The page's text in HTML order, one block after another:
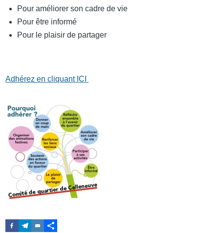
Pour améliorer son cadre de vie
Pour être informé
Pour le plaisir de partager
Adhérez en cliquant ICI